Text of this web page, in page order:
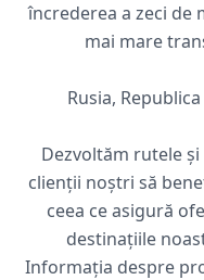
încrederea a zeci de
mai mare
Rusia,
Dezvoltăm rutele
clienții noștri să
ceea ce asigură
destinațiile
Informația despre